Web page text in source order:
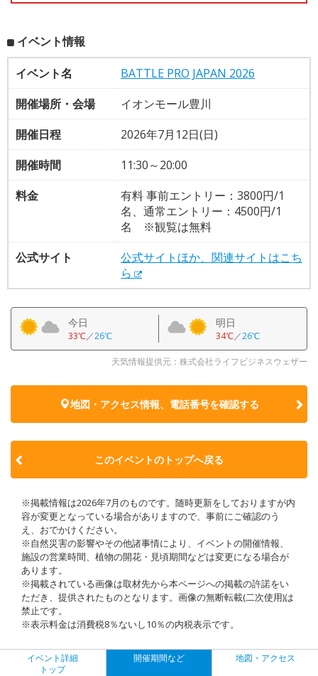
イベント情報
イベント名
BATTLE PRO JAPAN 2026
開催場所・会場
イオンモール豊川
開催日程
2026年7月12日(日)
開催時間
11:30～20:00
料金
有料 事前エントリー：3800円/1
名、通常エントリー：4500円/1
名 ※観覧は無料
公式サイト
公式サイトほか、関連サイトはこち
ら
今日
33℃／26℃
明日
34℃／26℃
天気情報提供元：株式会社ライフビジネスウェザー
地図・アクセス情報、電話番号を確認する
このイベントのトップへ戻る
※掲載情報は2026年7月のものです。随時更新をしておりますが内
容が変更となっている場合がありますので、事前にご確認のう
え、おでかけください。
※自然災害の影響やその他諸事情により、イベントの開催情報、
施設の営業時間、植物の開花・見頃期間などは変更になる場合が
あります。
※掲載されている画像は取材先から本ページへの掲載の許諾をい
ただき、提供されたものとなります。画像の無断転載(二次使用)は
禁止です。
※表示料金は消費税8％ないし10％の内税表示です。
イベント詳細
トップ
開催期間など 地図・アクセス